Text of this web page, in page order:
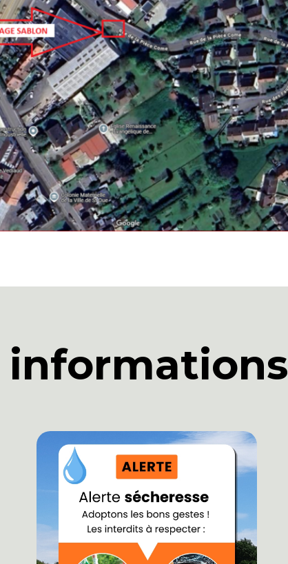
informations